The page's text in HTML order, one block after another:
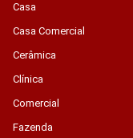
Casa
Casa Comercial
Cerâmica
Clínica
Comercial
Fazenda